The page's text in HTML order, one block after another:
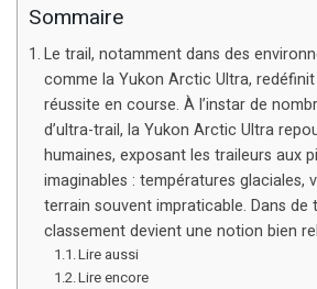
Sommaire
Le trail, notamment dans des
comme la Yukon Arctic Ultra,
réussite en course. À l’instar de
d’ultra-trail, la Yukon Arctic Ultra
humaines, exposant les traileurs aux
imaginables : températures glaciales,
terrain souvent impraticable. Dans de
classement devient une notion bien
Lire aussi
Lire encore